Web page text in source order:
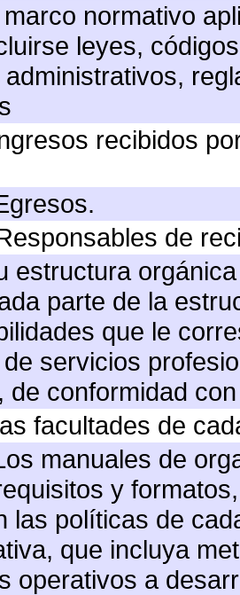
normativo
leyes,
administrativos,
recibidos
de
estructura
parte de la
que le
servicios
de conformidad
facultades de
manuales de
y
las políticas de
que incluya
operativos a